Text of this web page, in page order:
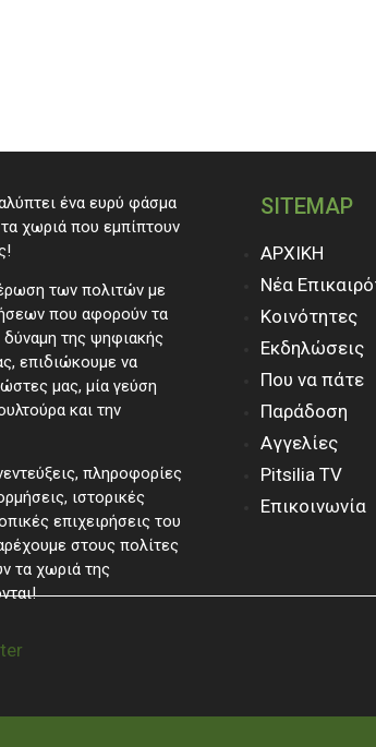
ένα ευρύ φάσμα
χωριά που εμπίπτουν
των πολιτών με
που αφορούν τα
της ψηφιακής
επιδιώκουμε να
μας, μία γεύση
και την
πληροφορίες
ιστορικές
επιχειρήσεις του
στους πολίτες
τα χωριά της
SITEMAP
ΑΡΧΙΚΗ
Νέα
Κοινότητες
Εκδηλώσεις
Που να πάτε
Παράδοση
Αγγελίες
Pitsilia TV
Επικοινωνία